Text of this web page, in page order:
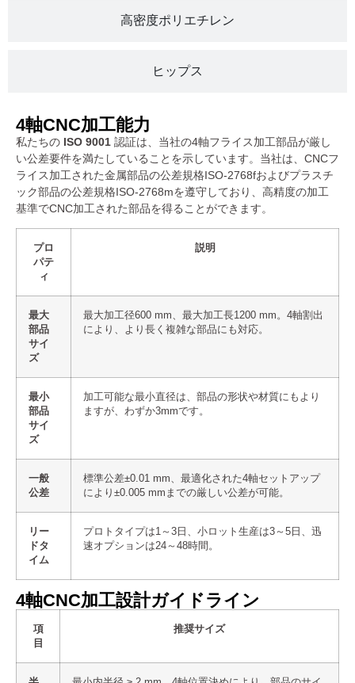
高密度ポリエチレン
ヒップス
4軸CNC加工能力
私たちの ISO 9001 認証は、当社の4軸フライス加工部品が厳し
い公差要件を満たしていることを示しています。当社は、CNCフ
ライス加工された金属部品の公差規格ISO-2768fおよびプラスチ
ック部品の公差規格ISO-2768mを遵守しており、高精度の加工
基準でCNC加工された部品を得ることができます。
プロ
パテ
ィ
説明
最大
部品
サイ
ズ
最大加工径600 mm、最大加工長1200 mm。4軸割出
により、より長く複雑な部品にも対応。
最小
部品
サイ
ズ
加工可能な最小直径は、部品の形状や材質にもより
ますが、わずか3mmです。
一般
公差
標準公差±0.01 mm、最適化された4軸セットアップ
により±0.005 mmまでの厳しい公差が可能。
リー
ドタ
イム
プロトタイプは1～3日、小ロット生産は3～5日、迅
速オプションは24～48時間。
4軸CNC加工設計ガイドライン
項
目
推奨サイズ